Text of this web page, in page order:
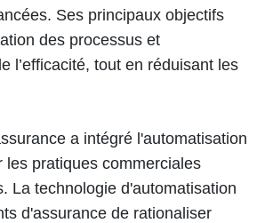
Ses principaux objectifs
des processus et
l’efficacité, tout en réduisant les
a intégré l'automatisation
les pratiques commerciales
La technologie d'automatisation
d'assurance de rationaliser